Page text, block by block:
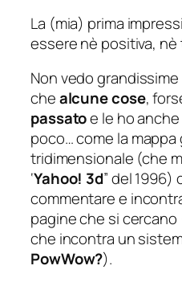
La (mia) prima
essere nè positiva,
Non vedo
chealcune cose,
passatoe le ho
poco…come la mappa
tridimensionale (che
‘Yahoo! 3d” del 1996)
commentare e
pagine che si
che incontra un
PowWow?).